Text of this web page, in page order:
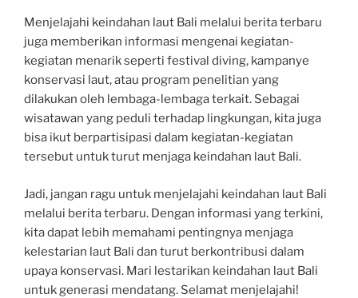
Menjelajahi keindahan laut Bali melalui berita terbaru
juga memberikan informasi mengenai kegiatan-
kegiatan menarik seperti festival diving, kampanye
konservasi laut, atau program penelitian yang
dilakukan oleh lembaga-lembaga terkait. Sebagai
wisatawan yang peduli terhadap lingkungan, kita juga
bisa ikut berpartisipasi dalam kegiatan-kegiatan
tersebut untuk turut menjaga keindahan laut Bali.
Jadi, jangan ragu untuk menjelajahi keindahan laut Bali
melalui berita terbaru. Dengan informasi yang terkini,
kita dapat lebih memahami pentingnya menjaga
kelestarian laut Bali dan turut berkontribusi dalam
upaya konservasi. Mari lestarikan keindahan laut Bali
untuk generasi mendatang. Selamat menjelajahi!